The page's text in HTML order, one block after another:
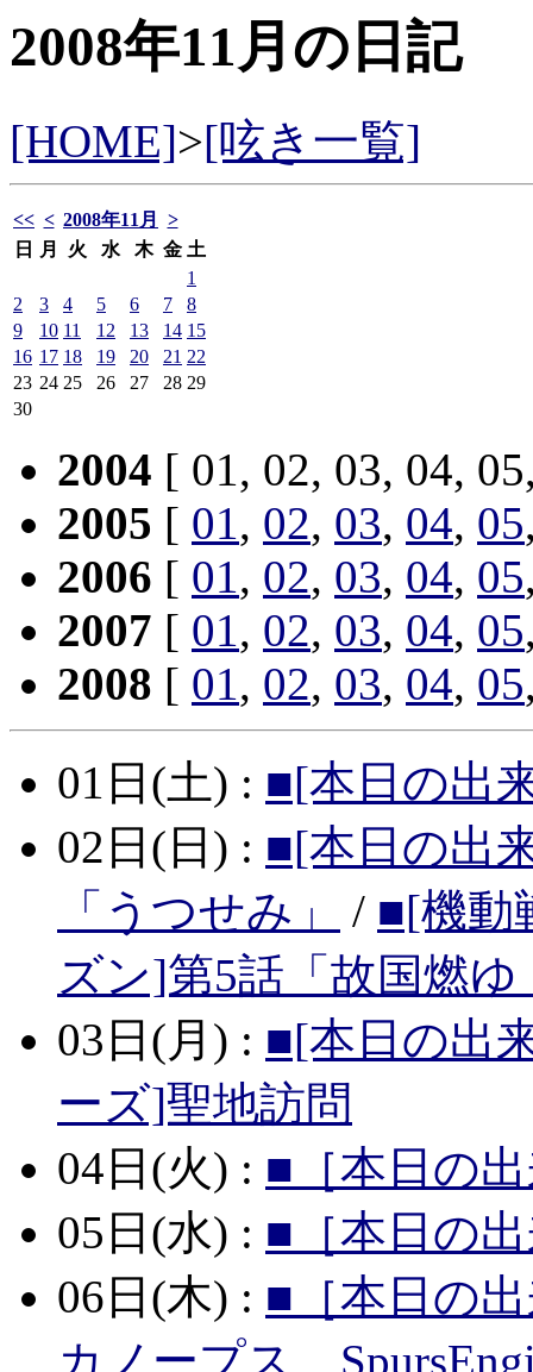
2008年11月の日記
[HOME]>[呟き一覧]
<< < 2008年11月
>
日
月 火 水 木 金 土
1
2
3 4 5 6 7
8
9
10 11 12 13 14 15
16 17 18 19 20 21 22
23 24 25 26 27 28 29
30
2004 [ 01, 02, 03, 04,
2005 [ 01, 02, 03, 04, 05
2006 [ 01, 02, 03, 04, 05
2007 [ 01, 02, 03, 04, 05
2008 [ 01, 02, 03, 04, 05
01日(土) : ■[本日の出
02日(日) : ■[本日の出
「うつせみ」
/ ■[機動
ズン]第5話「故国燃ゆ
03日(月) : ■[本日の出
ーズ]聖地訪問
04日(火) : ■［本日の
05日(水) : ■［本日の
06日(木) : ■［本日の
カノープス、